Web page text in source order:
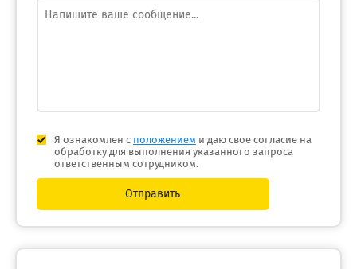
Я ознакомлен с положением и даю свое согласие на
обработку для выполнения указанного запроса
ответственным сотрудником.
Отправить